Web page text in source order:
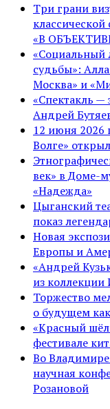
Три грани
«В
«Социальный
судьбы»:
Москва» и
«Спектакль —
Андрей
12 июня 2026
Волге»
век» в Доме-
«Надежда»
Цыганский
показ
Новая
Европы и
«Андрей
из коллекции
Торжество
о будущем
«Красный
фестивале
Во Владимире
научная
Розановой